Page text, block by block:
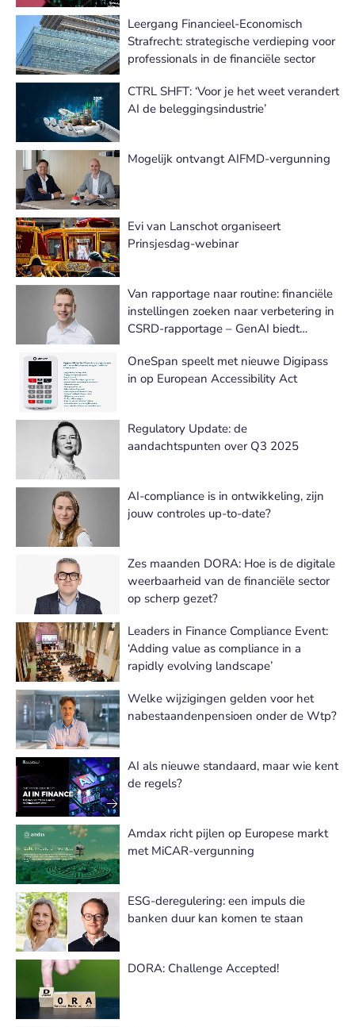
Leergang Financieel-Economisch
Strafrecht: strategische verdieping voor
professionals in de financiële sector
CTRL SHFT: ‘Voor je het weet verandert
AI de beleggingsindustrie’
Mogelijk ontvangt AIFMD-vergunning
Evi van Lanschot organiseert
Prinsjesdag-webinar
Van rapportage naar routine: financiële
instellingen zoeken naar verbetering in
CSRD-rapportage – GenAI biedt
OneSpan speelt met nieuwe Digipass
in op European Accessibility Act
Regulatory Update: de
aandachtspunten over Q3 2025
AI-compliance is in ontwikkeling, zijn
jouw controles up-to-date?
Zes maanden DORA: Hoe is de digitale
weerbaarheid van de financiële sector
op scherp gezet?
Leaders in Finance Compliance Event:
‘Adding value as compliance in a
rapidly evolving landscape’
Welke wijzigingen gelden voor het
nabestaandenpensioen onder de Wtp?
AI als nieuwe standaard, maar wie kent
de regels?
Amdax richt pijlen op Europese markt
met MiCAR-vergunning
ESG-deregulering: een impuls die
banken duur kan komen te staan
DORA: Challenge Accepted!